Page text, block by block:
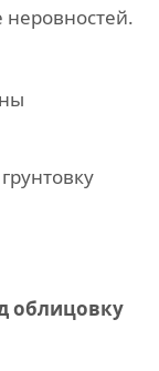
облицовку